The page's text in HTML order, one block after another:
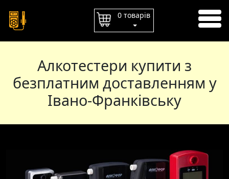
ГОЛОВНА
ОПЛАТА
КОНТАКТИ
0 товарів
Алкотестери купити з
безплатним доставленням у
Івано-Франківську